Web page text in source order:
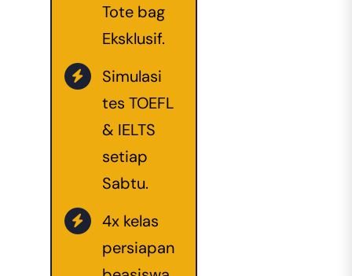
Tote bag
Eksklusif.
Simulasi
tes TOEFL
& IELTS
setiap
Sabtu.
4x kelas
persiapan